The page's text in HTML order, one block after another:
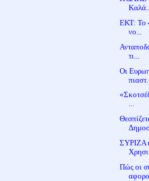
ΕΚΤ: Το
νο...
τι...
Οι
πιαστ...
...
ΣΥΡΙΖΑ
Πώς οι